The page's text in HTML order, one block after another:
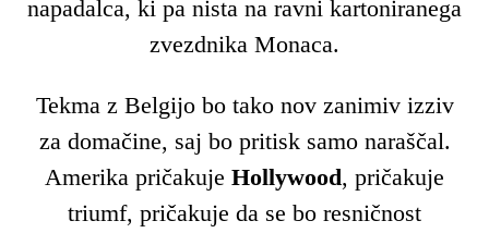
napadalca, ki pa nista na ravni kartoniranega
zvezdnika Monaca.
Tekma z Belgijo bo tako nov zanimiv izziv
za domačine, saj bo pritisk samo naraščal.
Amerika pričakuje Hollywood, pričakuje
triumf, pričakuje da se bo resničnost